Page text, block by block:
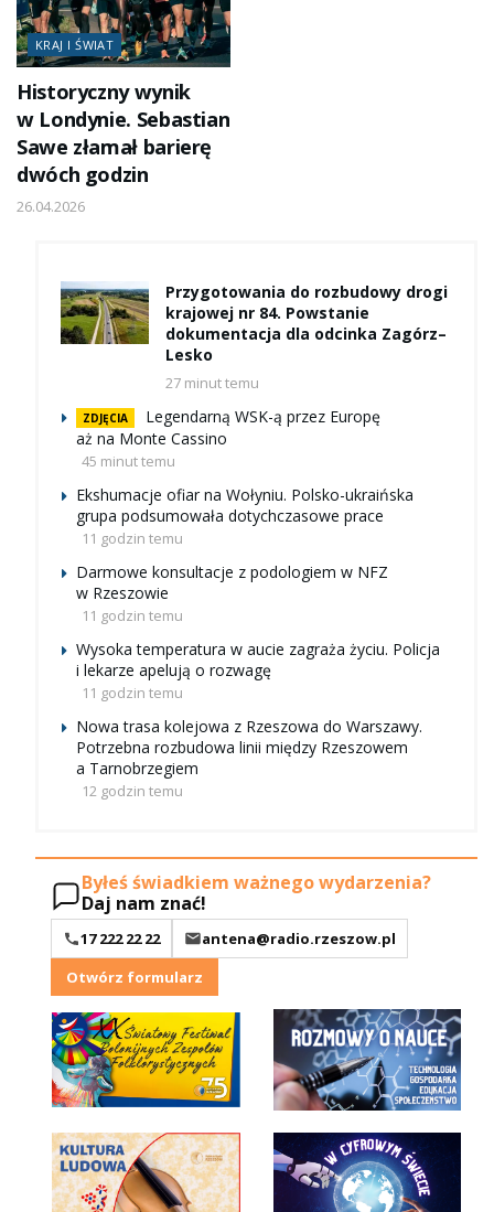
KRAJ I ŚWIAT
Historyczny wynik
w Londynie. Sebastian
Sawe złamał barierę
dwóch godzin
26.04.2026
Przygotowania do rozbudowy drogi
krajowej nr 84. Powstanie
dokumentacja dla odcinka Zagórz–
Lesko
27 minut temu
ZDJĘCIA
Legendarną WSK-ą przez Europę
aż na Monte Cassino
45 minut temu
Ekshumacje ofiar na Wołyniu. Polsko-ukraińska
grupa podsumowała dotychczasowe prace
11 godzin temu
Darmowe konsultacje z podologiem w NFZ
w Rzeszowie
11 godzin temu
Wysoka temperatura w aucie zagraża życiu. Policja
i lekarze apelują o rozwagę
11 godzin temu
Nowa trasa kolejowa z Rzeszowa do Warszawy.
Potrzebna rozbudowa linii między Rzeszowem
a Tarnobrzegiem
12 godzin temu
Byłeś świadkiem ważnego wydarzenia?
Daj nam znać!
17 222 22 22
antena@radio.rzeszow.pl
Otwórz formularz